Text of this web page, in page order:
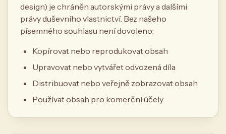
design) je chráněn autorskými právy a dalšími
právy duševního vlastnictví. Bez našeho
písemného souhlasu není dovoleno:
Kopírovat nebo reprodukovat obsah
Upravovat nebo vytvářet odvozená díla
Distribuovat nebo veřejně zobrazovat obsah
Používat obsah pro komerční účely